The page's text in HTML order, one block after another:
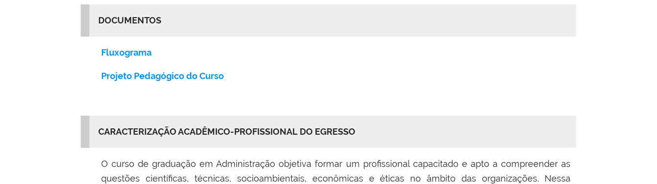
DOCUMENTOS
Fluxograma
Projeto Pedagógico do Curso
CARACTERIZAÇÃO ACADÊMICO-PROFISSIONAL DO EGRESSO
O curso de graduação em Administração objetiva formar um profissional capacitado e apto a compreender as
questões científicas, técnicas, socioambientais, econômicas e éticas no âmbito das organizações. Nessa